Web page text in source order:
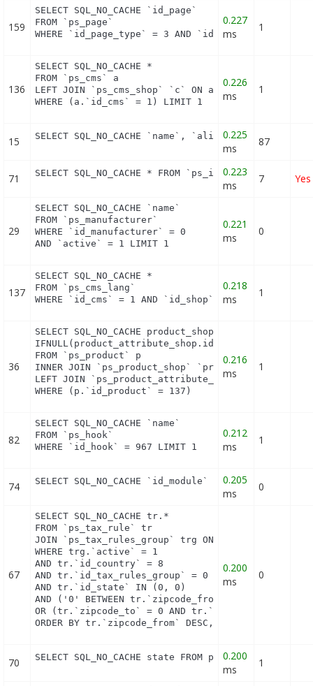
159
SELECT SQL_NO_CACHE `id_page`
FROM `ps_page`
WHERE `id_page_type` = 3 AND `id_object` = 137
0.227
ms
1
136
SELECT SQL_NO_CACHE *
FROM `ps_cms` a
LEFT JOIN `ps_cms_shop` `c` ON a.`id_cms` =
WHERE (a.`id_cms` = 1) LIMIT 1
0.226
ms
1
15 SELECT SQL_NO_CACHE `name`, `alias` FROM
0.225
ms
87
71 SELECT SQL_NO_CACHE * FROM `ps_image_type`
0.223
ms
7 Yes
29
SELECT SQL_NO_CACHE `name`
FROM `ps_manufacturer`
WHERE `id_manufacturer` = 0
AND `active` = 1 LIMIT 1
0.221
ms
0
137
SELECT SQL_NO_CACHE *
FROM `ps_cms_lang`
WHERE `id_cms` = 1 AND `id_shop` = 1
0.218
ms
1
36
SELECT SQL_NO_CACHE product_shop.`price`,
FROM `ps_product` p
INNER JOIN `ps_product_shop` `product_shop` ON
LEFT JOIN `ps_product_attribute_shop`
WHERE (p.`id_product` = 137)
0.216
ms
1
82
SELECT SQL_NO_CACHE `name`
FROM `ps_hook`
WHERE `id_hook` = 967 LIMIT 1
0.212
ms
1
74 SELECT SQL_NO_CACHE `id_module` FROM
0.205
ms
0
67
SELECT SQL_NO_CACHE tr.*
FROM `ps_tax_rule` tr
JOIN `ps_tax_rules_group` trg ON
WHERE trg.`active` = 1
AND tr.`id_country` = 8
AND tr.`id_tax_rules_group` = 0
AND tr.`id_state` IN (0, 0)
AND ('0' BETWEEN tr.`zipcode_from` AND
OR (tr.`zipcode_to` = 0 AND tr.`zipcode_from`
ORDER BY tr.`zipcode_from` DESC,
0.200
ms
0
70 SELECT SQL_NO_CACHE state FROM0.200
ms
1